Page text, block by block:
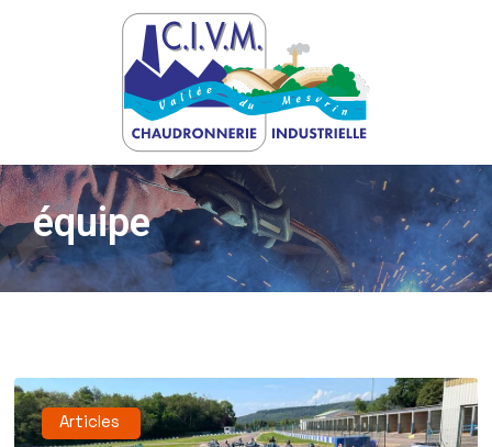
équipe
Articles